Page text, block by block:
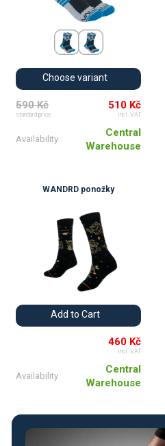
Choose variant
590 Kč
standard price
510 Kč
incl. VAT
Availability
Central
Warehouse
WANDRD ponožky
Add to Cart
460 Kč
incl. VAT
Availability
Central
Warehouse